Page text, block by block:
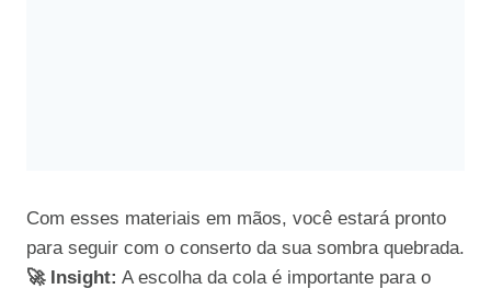
Com esses materiais em mãos, você estará pronto
para seguir com o conserto da sua sombra quebrada.
🚀 Insight: A escolha da cola é importante para o